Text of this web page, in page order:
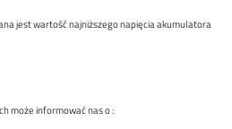
jest wartość najniższego napięcia akumulatora
może informować nas o :